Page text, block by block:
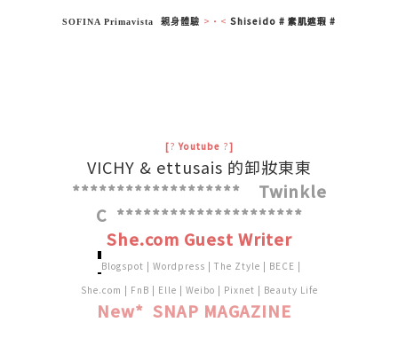
SOFINA Primavista 親身體驗 >‧< Shiseido # 素肌遮瑕 #
[? Youtube ?]
VICHY & ettusais 的卸妝東東
******************* Twinkle
C *********************
She.com Guest Writer
Blogspot | Wordpress | The Ztyle | BECE |
She.com | FnB | Elle | Weibo | Pixnet | Beauty Life
New* SNAP MAGAZINE